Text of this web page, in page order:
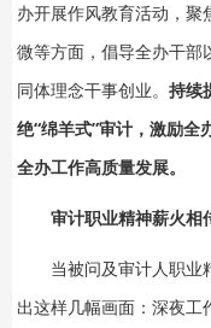
办开展作风教育活动，
微等方面，倡导全办干部
同体理念干事创业。 持续
绝“绵羊式”审计，激励全
全办工作高质量发展。
审计职业精神薪火相
当被问及审计人职业
出这样几幅画面：深夜工